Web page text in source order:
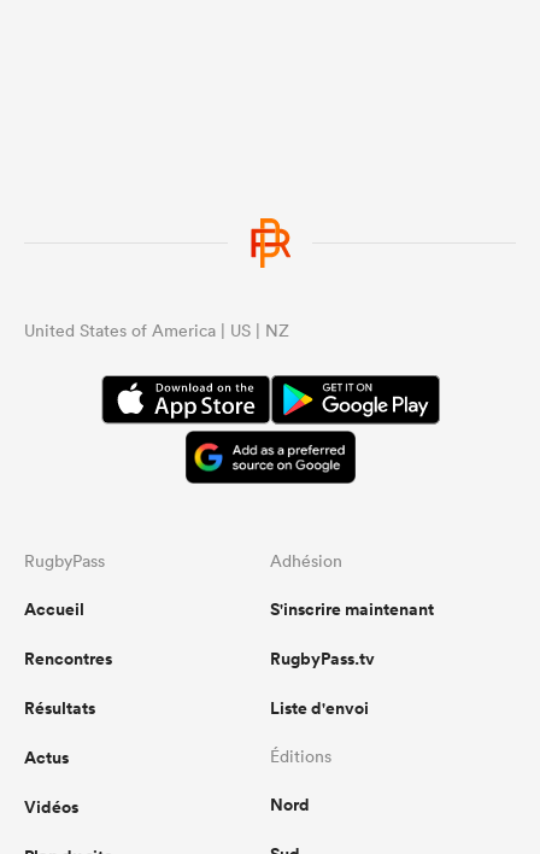
United States of America | US | NZ
RugbyPass
Accueil
Rencontres
Résultats
Actus
Vidéos
Adhésion
S'inscrire maintenant
RugbyPass.tv
Liste d'envoi
Éditions
Nord